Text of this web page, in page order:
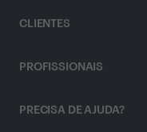
CLIENTES
PROFISSIONAIS
PRECISA DE AJUDA?